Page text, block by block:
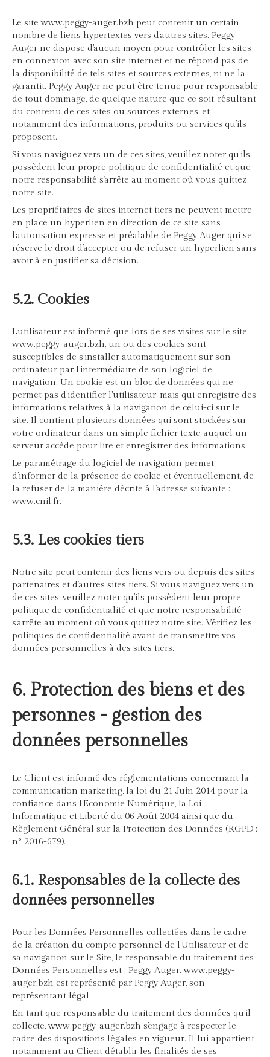
Le site www.peggy-auger.bzh peut contenir un certain
nombre de liens hypertextes vers d’autres sites. Peggy
Auger ne dispose d'aucun moyen pour contrôler les sites
en connexion avec son site internet et ne répond pas de
la disponibilité de tels sites et sources externes, ni ne la
garantit. Peggy Auger ne peut être tenue pour responsable
de tout dommage, de quelque nature que ce soit, résultant
du contenu de ces sites ou sources externes, et
notamment des informations, produits ou services qu’ils
proposent.
Si vous naviguez vers un de ces sites, veuillez noter qu’ils
possèdent leur propre politique de confidentialité et que
notre responsabilité s’arrête au moment où vous quittez
notre site.
Les propriétaires de sites internet tiers ne peuvent mettre
en place un hyperlien en direction de ce site sans
l'autorisation expresse et préalable de Peggy Auger qui se
réserve le droit d’accepter ou de refuser un hyperlien sans
avoir à en justifier sa décision.
5.2. Cookies
L’utilisateur est informé que lors de ses visites sur le site
www.peggy-auger.bzh, un ou des cookies sont
susceptibles de s’installer automatiquement sur son
ordinateur par l'intermédiaire de son logiciel de
navigation. Un cookie est un bloc de données qui ne
permet pas d'identifier l'utilisateur, mais qui enregistre des
informations relatives à la navigation de celui-ci sur le
site. Il contient plusieurs données qui sont stockées sur
votre ordinateur dans un simple fichier texte auquel un
serveur accède pour lire et enregistrer des informations.
Le paramétrage du logiciel de navigation permet
d’informer de la présence de cookie et éventuellement, de
la refuser de la manière décrite à l’adresse suivante :
www.cnil.fr.
5.3. Les cookies tiers
Notre site peut contenir des liens vers ou depuis des sites
partenaires et d’autres sites tiers. Si vous naviguez vers un
de ces sites, veuillez noter qu’ils possèdent leur propre
politique de confidentialité et que notre responsabilité
s’arrête au moment où vous quittez notre site. Vérifiez les
politiques de confidentialité avant de transmettre vos
données personnelles à des sites tiers.
6. Protection des biens et des
personnes - gestion des
données personnelles
Le Client est informé des réglementations concernant la
communication marketing, la loi du 21 Juin 2014 pour la
confiance dans l’Economie Numérique, la Loi
Informatique et Liberté du 06 Août 2004 ainsi que du
Règlement Général sur la Protection des Données (RGPD :
n° 2016-679).
6.1. Responsables de la collecte des
données personnelles
Pour les Données Personnelles collectées dans le cadre
de la création du compte personnel de l’Utilisateur et de
sa navigation sur le Site, le responsable du traitement des
Données Personnelles est : Peggy Auger. www.peggy-
auger.bzh est représenté par Peggy Auger, son
représentant légal.
En tant que responsable du traitement des données qu’il
collecte, www.peggy-auger.bzh s’engage à respecter le
cadre des dispositions légales en vigueur. Il lui appartient
notamment au Client d’établir les finalités de ses